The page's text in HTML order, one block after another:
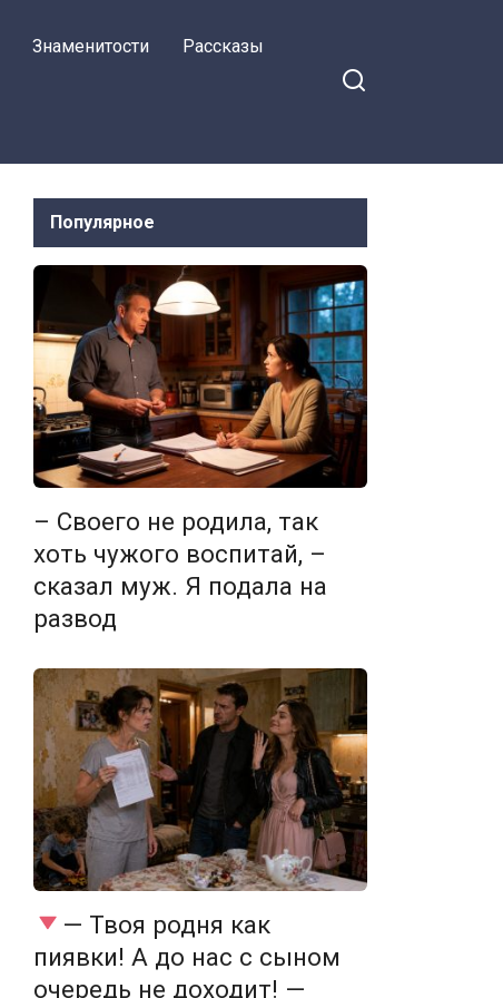
Знаменитости Рассказы
Популярное
– Своего не родила, так
хоть чужого воспитай, –
сказал муж. Я подала на
развод
— Твоя родня как
пиявки! А до нас с сыном
очередь не доходит! —